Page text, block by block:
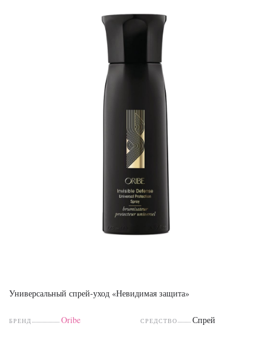
Универсальный спрей-уход «Невидимая защита»
БРЕНД Oribe СРЕДСТВО Спрей